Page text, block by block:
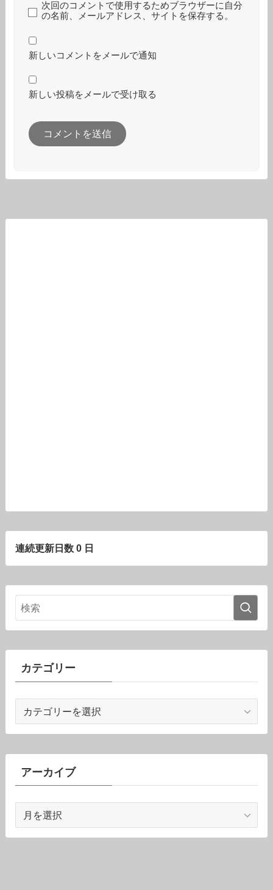
次回のコメントで使用するためブラウザーに自分
の名前、メールアドレス、サイトを保存する。
新しいコメントをメールで通知
新しい投稿をメールで受け取る
連続更新日数 0 日
カテゴリー
ゴ
ーアーカイブ
カ